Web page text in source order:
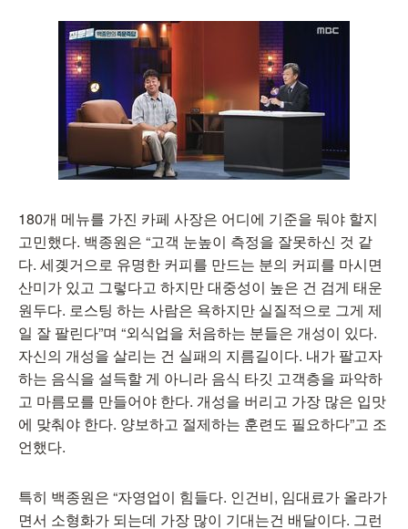
180개 메뉴를 가진 카페 사장은 어디에 기준을 둬야 할지
고민했다. 백종원은 “고객 눈높이 측정을 잘못하신 것 같
다. 세곚거으로 유명한 커피를 만드는 분의 커피를 마시면
산미가 있고 그렇다고 하지만 대중성이 높은 건 검게 태운
원두다. 로스팅 하는 사람은 욕하지만 실질적으로 그게 제
일 잘 팔린다”며 “외식업을 처음하는 분들은 개성이 있다.
자신의 개성을 살리는 건 실패의 지름길이다. 내가 팔고자
하는 음식을 설득할 게 아니라 음식 타깃 고객층을 파악하
고 마름모를 만들어야 한다. 개성을 버리고 가장 많은 입맛
에 맞춰야 한다. 양보하고 절제하는 훈련도 필요하다”고 조
언했다.
특히 백종원은 “자영업이 힘들다. 인건비, 임대료가 올라가
면서 소형화가 되는데 가장 많이 기대는건 배달이다. 그런